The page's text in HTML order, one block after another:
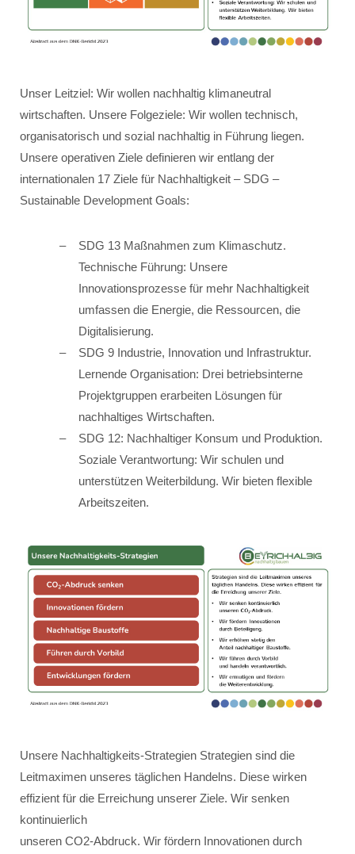
Unser Leitziel: Wir wollen nachhaltig klimaneutral
wirtschaften. Unsere Folgeziele: Wir wollen technisch,
organisatorisch und sozial nachhaltig in Führung liegen.
Unsere operativen Ziele definieren wir entlang der
internationalen 17 Ziele für Nachhaltigkeit – SDG –
Sustainable Development Goals:
SDG 13 Maßnahmen zum Klimaschutz.
Technische Führung: Unsere
Innovationsprozesse für mehr Nachhaltigkeit
umfassen die Energie, die Ressourcen, die
Digitalisierung.
SDG 9 Industrie, Innovation und Infrastruktur.
Lernende Organisation: Drei betriebsinterne
Projektgruppen erarbeiten Lösungen für
nachhaltiges Wirtschaften.
SDG 12: Nachhaltiger Konsum und Produktion.
Soziale Verantwortung: Wir schulen und
unterstützen Weiterbildung. Wir bieten flexible
Arbeitszeiten.
Unsere Nachhaltigkeits-Strategien Strategien sind die
Leitmaximen unseres täglichen Handelns. Diese wirken
effizient für die Erreichung unserer Ziele. Wir senken
kontinuierlich
unseren CO2-Abdruck. Wir fördern Innovationen durch